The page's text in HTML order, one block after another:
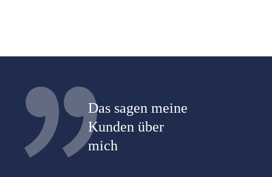
Das sagen meine
Kunden über
mich